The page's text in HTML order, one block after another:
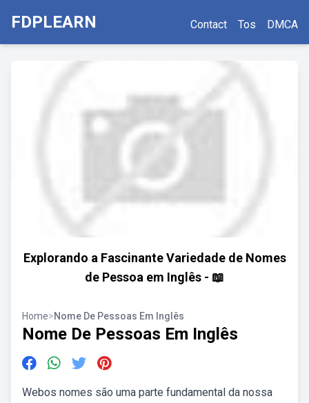
FDPLEARN Contact Tos DMCA
Explorando a Fascinante Variedade de Nomes
de Pessoa em Inglês - 📖
Home>Nome De Pessoas Em Inglês
Nome De Pessoas Em Inglês
Webos nomes são uma parte fundamental da nossa